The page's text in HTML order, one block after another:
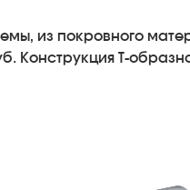
из покровного
Конструкция Т-